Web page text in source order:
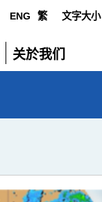
ENG 繁 文字大小
关於我们
展